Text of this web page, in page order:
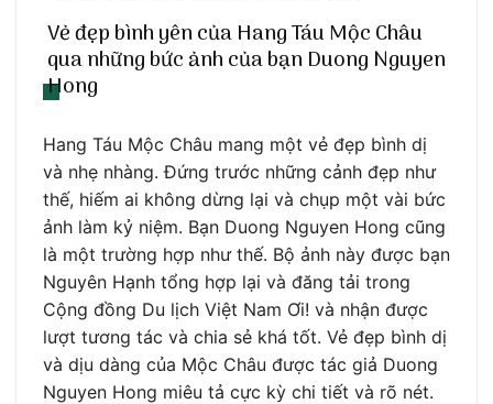
Vẻ đẹp bình yên của Hang Táu Mộc Châu
qua những bức ảnh của bạn Duong Nguyen
Hong
Hang Táu Mộc Châu mang một vẻ đẹp bình dị
và nhẹ nhàng. Đứng trước những cảnh đẹp như
thế, hiếm ai không dừng lại và chụp một vài bức
ảnh làm kỷ niệm. Bạn Duong Nguyen Hong cũng
là một trường hợp như thế. Bộ ảnh này được bạn
Nguyên Hạnh tổng hợp lại và đăng tải trong
Cộng đồng Du lịch Việt Nam Ơi! và nhận được
lượt tương tác và chia sẻ khá tốt. Vẻ đẹp bình dị
và dịu dàng của Mộc Châu được tác giả Duong
Nguyen Hong miêu tả cực kỳ chi tiết và rõ nét.